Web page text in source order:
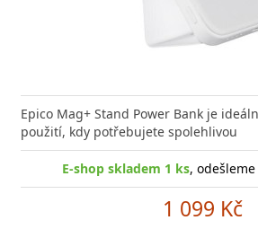
Epico Mag+ Stand Power Bank je
použití, kdy potřebujete spolehlivou
E-shop skladem 1 ks,
1 099 Kč